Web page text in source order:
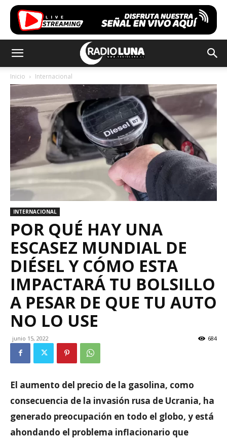
Inicio Internacional
INTERNACIONAL
POR QUÉ HAY UNA
ESCASEZ MUNDIAL DE
DIÉSEL Y CÓMO ESTA
IMPACTARÁ TU BOLSILLO
A PESAR DE QUE TU AUTO
NO LO USE
junio 15, 2022 684
El aumento del precio de la gasolina, como
consecuencia de la invasión rusa de Ucrania, ha
generado preocupación en todo el globo, y está
ahondando el problema inflacionario que